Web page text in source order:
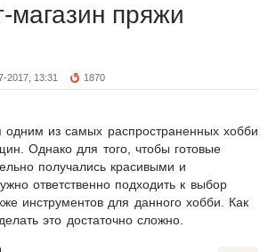
магазин пряжи
2017, 13:31 1870
одним из самых распространенных хобби
Однако для того, чтобы готовые
получались красивыми и
ответственно подходить к выбор
инструментов для данного хобби. Как
это достаточно сложно.